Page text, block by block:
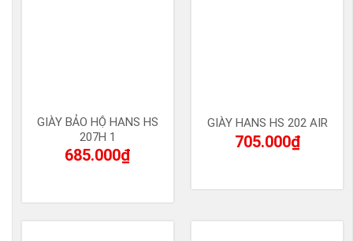
GIÀY BẢO HỘ HANS HS
207H 1
685.000₫
GIÀY HANS HS 202 AIR
705.000₫